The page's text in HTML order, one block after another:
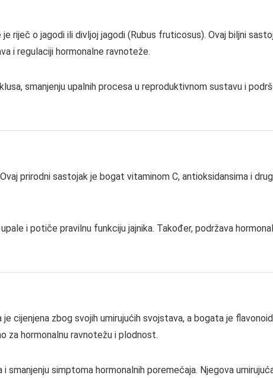
riječ o jagodi ili divljoj jagodi (Rubus fruticosus). Ovaj biljni
i regulaciji hormonalne ravnoteže.
smanjenju upalnih procesa u reproduktivnom sustavu i
prirodni sastojak je bogat vitaminom C, antioksidansima i
i potiče pravilnu funkciju jajnika. Također, podržava
cijenjena zbog svojih umirujućih svojstava, a bogata je
za hormonalnu ravnotežu i plodnost.
simptoma hormonalnih poremećaja. Njegova